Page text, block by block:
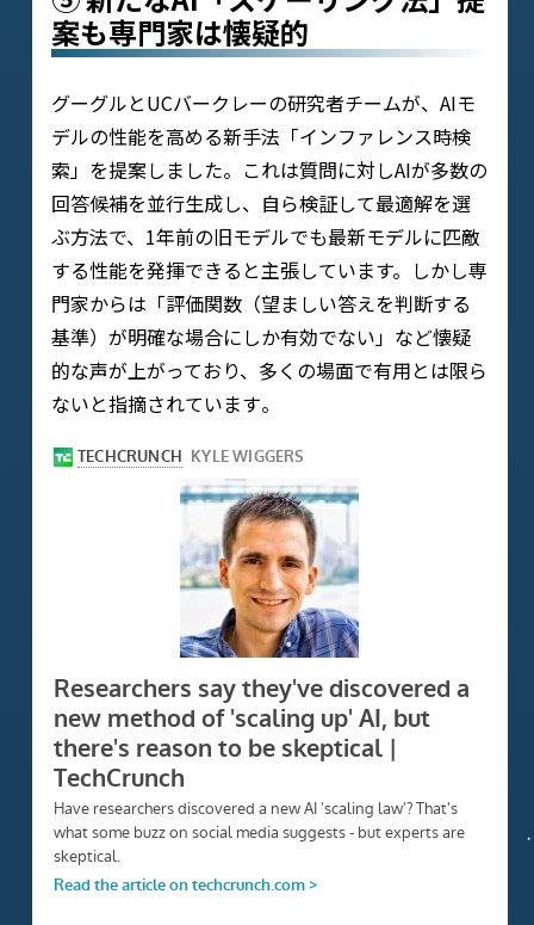
案も専門家は懐疑的
グーグルとUCバークレーの研究者チームが、AIモ
デルの性能を高める新手法「インファレンス時検
索」を提案しました​。これは質問に対しAIが多数の
回答候補を並行生成し、自ら検証して最適解を選
ぶ方法で、1年前の旧モデルでも最新モデルに匹敵
する性能を発揮できると主張しています。しかし専
門家からは「評価関数（望ましい答えを判断する
基準）が明確な場合にしか有効でない」など懐疑
的な声が上がっており、多くの場面で有用とは限ら
ないと指摘されています​。